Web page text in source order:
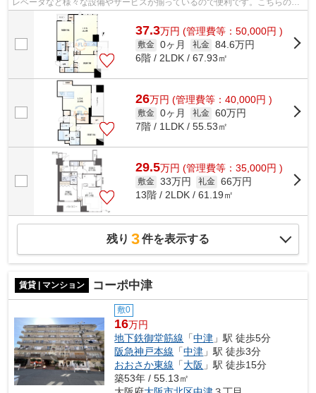
件では初期費用をカードでお支払いいた...
37.3万円 (管理費等：50,000円 )
敷金 0ヶ月 礼金 84.6万円
6階 / 2LDK / 67.93㎡
26万円 (管理費等：40,000円 )
敷金 0ヶ月 礼金 60万円
7階 / 1LDK / 55.53㎡
29.5万円 (管理費等：35,000円 )
敷金 33万円 礼金 66万円
13階 / 2LDK / 61.19㎡
残り 3件を表示する
賃貸 | マンション コーポ中津
敷0
16万円
地下鉄御堂筋線 「中津 」駅 徒歩5分
阪急神戸本線 「中津 」駅 徒歩3分
おおさか東線 「大阪 」駅 徒歩15分
築53年 / 55.13㎡